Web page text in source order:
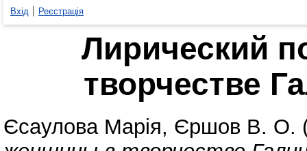
Вхід Реєстрація
Лирический
творчестве
Єсаулова Марія, Єршов В. О.